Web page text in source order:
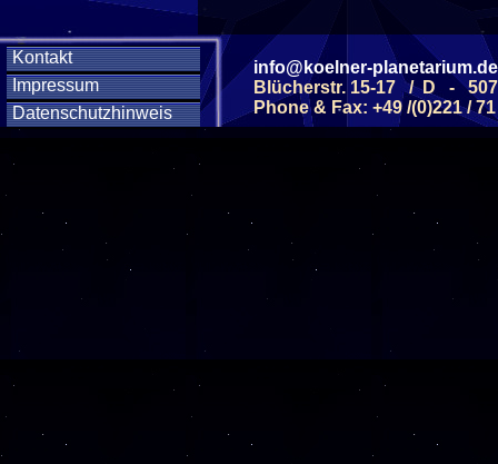
Kontakt
Impressum
Datenschutzhinweis
(ab 10 J.)
Diese
Klicken Sie Hier
Diese
SAMSTAG
info@koelner-planetarium.de
Blücherstr. 15-17 / D -
Phone & Fax: +49 /(0)221 /